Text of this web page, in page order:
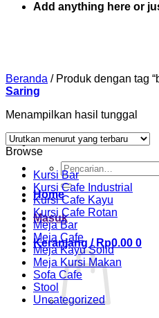
Add anything here or
Pencarian
untuk:
Home
Masuk
Keranjang / Rp0.00 0
Beranda /Produk dengan tag
Saring
Menampilkan hasil tunggal
Browse
Kursi Bar
Kursi Cafe Industrial
Kursi Cafe Kayu
Kursi Cafe Rotan
Meja Bar
Meja Cafe
Meja Kayu Solid
Meja Kursi Makan
Sofa Cafe
Stool
Uncategorized